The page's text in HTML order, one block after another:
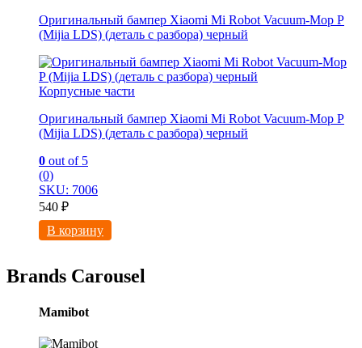
Оригинальный бампер Xiaomi Mi Robot Vacuum-Mop P
(Mijia LDS) (деталь с разбора) черный
Корпусные части
Оригинальный бампер Xiaomi Mi Robot Vacuum-Mop P
(Mijia LDS) (деталь с разбора) черный
0 out of 5
(0)
SKU: 7006
540 ₽
В корзину
Brands Carousel
Mamibot